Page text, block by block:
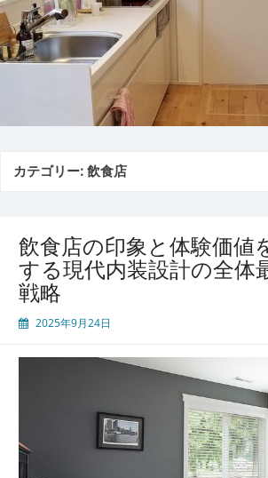
カテゴリー:飲食店
飲食店の印象と体験価値
する現代内装設計の全体
戦略
2025年9月24日